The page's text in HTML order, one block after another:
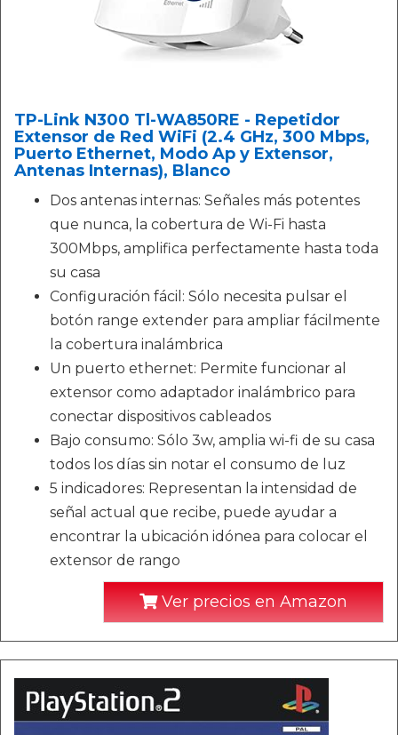
TP-Link N300 Tl-WA850RE - Repetidor
Extensor de Red WiFi (2.4 GHz, 300 Mbps,
Puerto Ethernet, Modo Ap y Extensor,
Antenas Internas), Blanco
Dos antenas internas: Señales más potentes
que nunca, la cobertura de Wi-Fi hasta
300Mbps, amplifica perfectamente hasta toda
su casa
Configuración fácil: Sólo necesita pulsar el
botón range extender para ampliar fácilmente
la cobertura inalámbrica
Un puerto ethernet: Permite funcionar al
extensor como adaptador inalámbrico para
conectar dispositivos cableados
Bajo consumo: Sólo 3w, amplia wi-fi de su casa
todos los días sin notar el consumo de luz
5 indicadores: Representan la intensidad de
señal actual que recibe, puede ayudar a
encontrar la ubicación idónea para colocar el
extensor de rango
Ver precios en Amazon